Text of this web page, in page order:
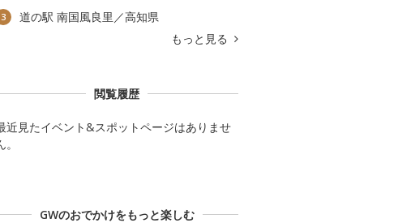
3
道の駅 南国風良里／高知県
もっと見る
閲覧履歴
近見たイベント&スポットページはありませ
。
GWのおでかけをもっと楽しむ